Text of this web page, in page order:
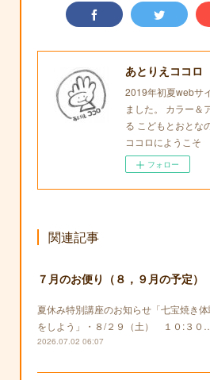
あとりえココロ
2019年初夏webサ
ました。 カラー＆
る こどもとおとな
ココロにようこそ
フォロー
関連記事
７月のお便り（８，９月の予定）
夏休み特別講座のお知らせ「七宝焼き
をしよう」・８/２９（土） １０:３０
2026.07.02 06:07